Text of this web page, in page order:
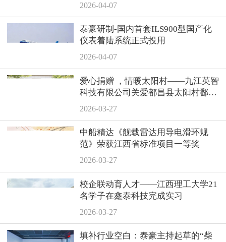
2026-04-07
泰豪研制-国内首套ILS900型国产化
仪表着陆系统正式投用
2026-04-07
爱心捐赠 ，情暖太阳村——九江英智
科技有限公司关爱都昌县太阳村鄱阳
湖儿童救助中心
2026-03-27
中船精达《舰载雷达用导电滑环规
范》荣获江西省标准项目一等奖
2026-03-27
校企联动育人才——江西理工大学21
名学子在鑫泰科技完成实习
2026-03-27
填补行业空白：泰豪主持起草的“柴